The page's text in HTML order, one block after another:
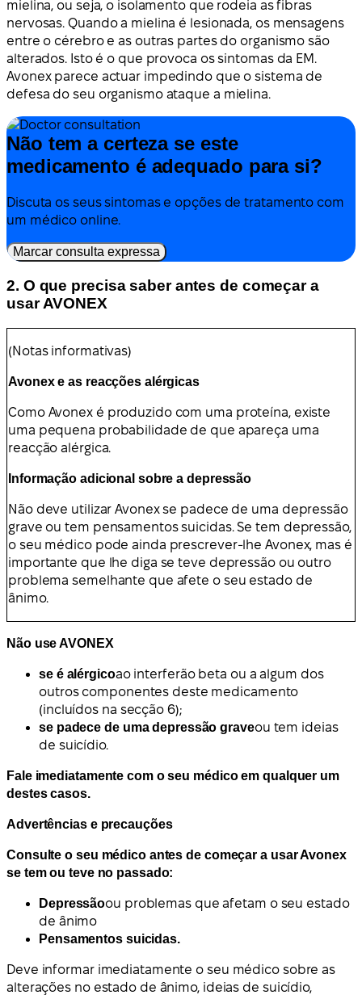
mielina, ou seja, o isolamento que rodeia as fibras
nervosas. Quando a mielina é lesionada, os mensagens
entre o cérebro e as outras partes do organismo são
alterados. Isto é o que provoca os sintomas da EM.
Avonex parece actuar impedindo que o sistema de
defesa do seu organismo ataque a mielina.
Não tem a certeza se este
medicamento é adequado para si?
Discuta os seus sintomas e opções de tratamento com
um médico online.
Marcar consulta expressa
2. O que precisa saber antes de começar a
usar AVONEX
(Notas informativas)
Avonex e as reacções alérgicas
Como Avonex é produzido com uma proteína, existe
uma pequena probabilidade de que apareça uma
reacção alérgica.
Informação adicional sobre a depressão
Não deve utilizar Avonex se padece de uma depressão
grave ou tem pensamentos suicidas. Se tem depressão,
o seu médico pode ainda prescrever-lhe Avonex, mas é
importante que lhe diga se teve depressão ou outro
problema semelhante que afete o seu estado de
ânimo.
Não use AVONEX
se é alérgicoao interferão beta ou a algum dos
outros componentes deste medicamento
(incluídos na secção 6);
se padece de uma depressão graveou tem ideias
de suicídio.
Fale imediatamente com o seu médico em qualquer um
destes casos.
Advertências e precauções
Consulte o seu médico antes de começar a usar Avonex
se tem ou teve no passado:
Depressãoou problemas que afetam o seu estado
de ânimo
Pensamentos suicidas.
Deve informar imediatamente o seu médico sobre as
alterações no estado de ânimo, ideias de suicídio,